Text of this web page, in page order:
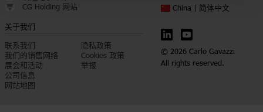
CG Holding 网站
关于我们
联系我们
我们的销售网络
展会和活动
公司信息
网站地图
隐私政策
Cookies 政策
举报
China | 简体中文
© 2026 Carlo Gavazzi
All rights reserved.